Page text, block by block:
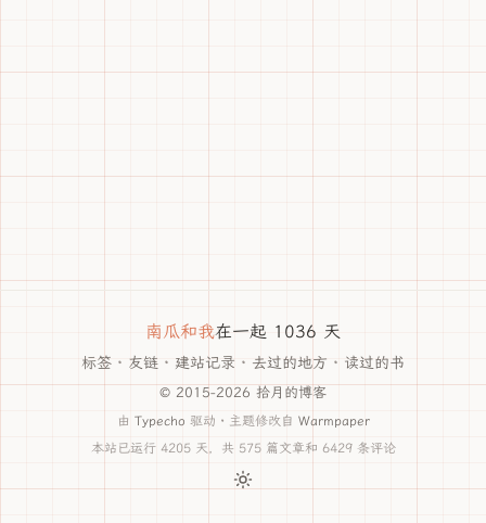
南瓜和我在一起 1036 天
标签 · 友链 · 建站记录 · 去过的地方 · 读过的书
© 2015-2026 拾月的博客
由 Typecho 驱动 · 主题修改自 Warmpaper
本站已运行 4205 天，共 575 篇文章和 6429 条评论